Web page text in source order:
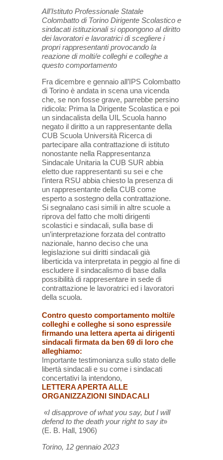
All’Istituto Professionale Statale
Colombatto di Torino Dirigente Scolastico e
sindacati istituzionali si oppongono al diritto
dei lavoratori e lavoratrici di scegliere i
propri rappresentanti provocando la
reazione di molti/e colleghi e colleghe a
questo comportamento
Fra dicembre e gennaio all’IPS Colombatto
di Torino è andata in scena una vicenda
che, se non fosse grave, parrebbe persino
ridicola: Prima la Dirigente Scolastica e poi
un sindacalista della UIL Scuola hanno
negato il diritto a un rappresentante della
CUB Scuola Università Ricerca di
partecipare alla contrattazione di istituto
nonostante nella Rappresentanza
Sindacale Unitaria la CUB SUR abbia
eletto due rappresentanti su sei e che
l’intera RSU abbia chiesto la presenza di
un rappresentante della CUB come
esperto a sostegno della contrattazione.
Si segnalano casi simili in altre scuole a
riprova del fatto che molti dirigenti
scolastici e sindacali, sulla base di
un’interpretazione forzata del contratto
nazionale, hanno deciso che una
legislazione sui diritti sindacali già
liberticida va interpretata in peggio al fine di
escludere il sindacalismo di base dalla
possibilità di rappresentare in sede di
contrattazione le lavoratrici ed i lavoratori
della scuola.
Contro questo comportamento molti/e
colleghi e colleghe si sono espressi/e
firmando una lettera aperta ai dirigenti
sindacali firmata da ben 69 di loro che
alleghiamo:
Importante testimonianza sullo stato delle
libertà sindacali e su come i sindacati
concertativi la intendono,
LETTERA APERTA ALLE
ORGANIZZAZIONI SINDACALI
«I disapprove of what you say, but I will
defend to the death your right to say it»
(E. B. Hall, 1906)
Torino, 12 gennaio 2023